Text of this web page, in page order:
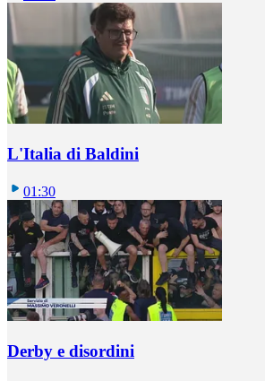
L'Italia di Baldini
01:30
Derby e disordini